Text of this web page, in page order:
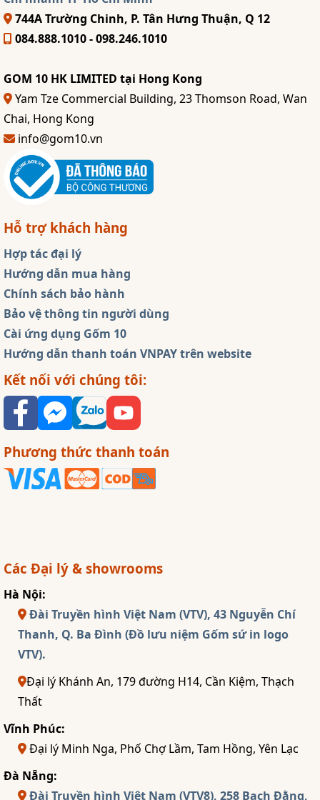
744A Trường Chinh, P. Tân Hưng Thuận, Q 12
084.888.1010 - 098.246.1010
GOM 10 HK LIMITED tại Hong Kong
Yam Tze Commercial Building, 23 Thomson Road, Wan
Chai, Hong Kong
info@gom10.vn
Hỗ trợ khách hàng
Hợp tác đại lý
Hướng dẫn mua hàng
Chính sách bảo hành
Bảo vệ thông tin người dùng
Cài ứng dụng Gốm 10
Hướng dẫn thanh toán VNPAY trên website
Kết nối với chúng tôi:
Phương thức thanh toán
Các Đại lý & showrooms
Hà Nội:
Đài Truyền hình Việt Nam (VTV), 43 Nguyễn Chí
Thanh, Q. Ba Đình (Đồ lưu niệm Gốm sứ in logo
VTV).
Đại lý Khánh An, 179 đường H14, Cần Kiệm, Thạch
Thất
Vĩnh Phúc:
Đại lý Minh Nga, Phố Chợ Lầm, Tam Hồng, Yên Lạc
Đà Nẵng:
Đài Truyền hình Việt Nam (VTV8), 258 Bạch Đằng,